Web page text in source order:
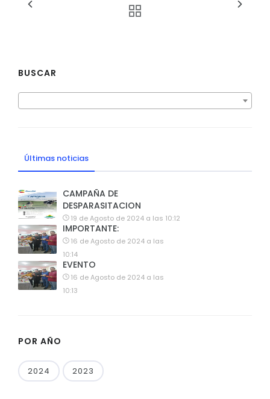
BUSCAR
Últimas noticias
CAMPAÑA DE
DESPARASITACION
19 de Agosto de 2024 a las 10:12
IMPORTANTE:
16 de Agosto de 2024 a las
10:14
EVENTO
16 de Agosto de 2024 a las
10:13
POR AÑO
2024 2023